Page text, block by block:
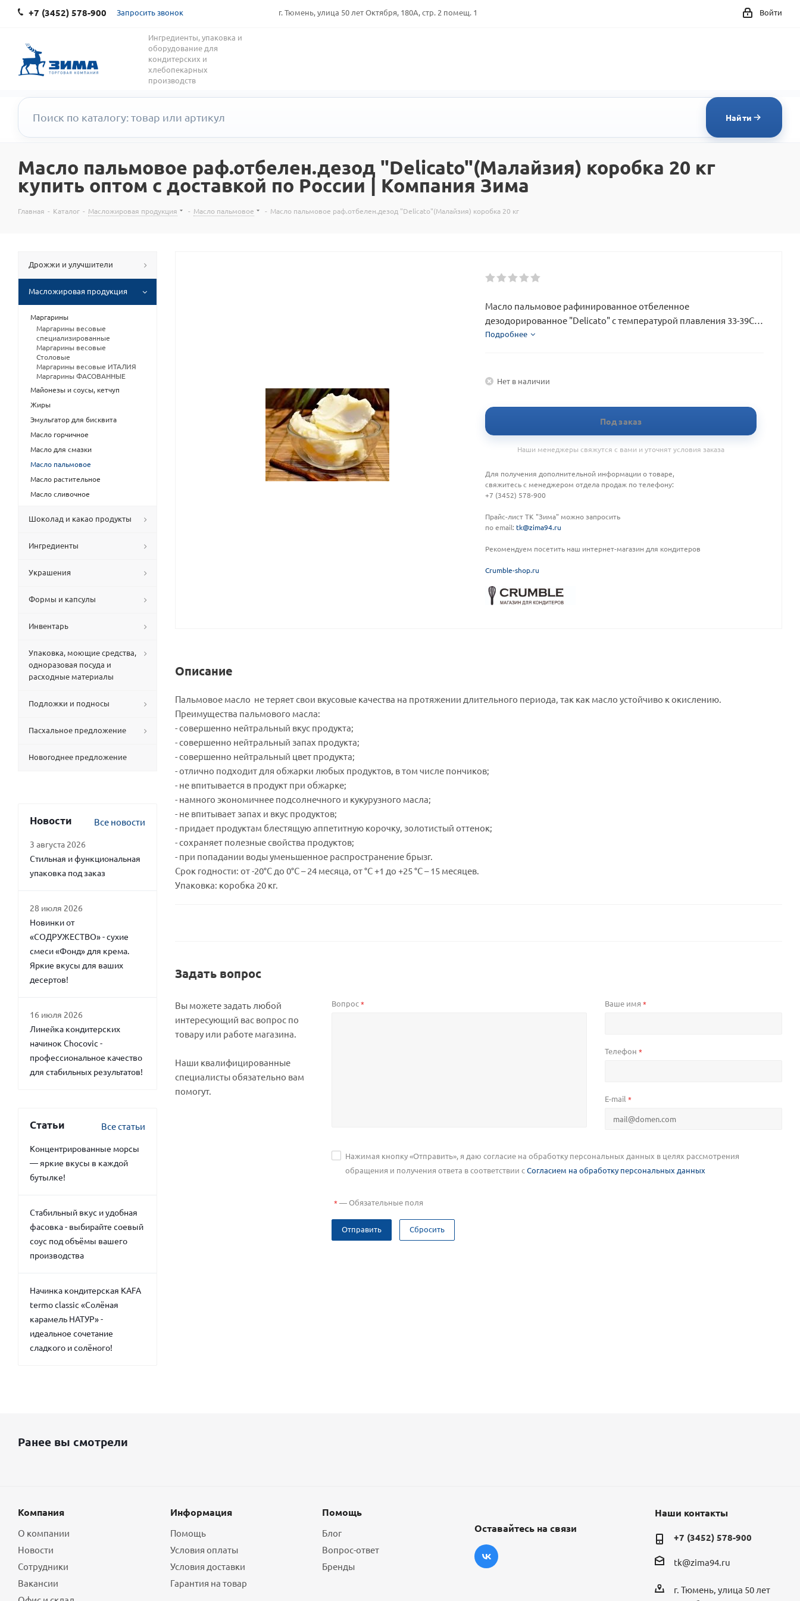
+7 (3452) 578-900 Запросить звонок г. Тюмень, улица 50 лет Октября, 180А, стр. 2 помещ. 1 Войти
Ингредиенты, упаковка и
оборудование для
кондитерских и
хлебопекарных
производств
Найти
Масло пальмовое раф.отбелен.дезод "Delicato"(Малайзия) коробка 20 кг
купить оптом с доставкой по России | Компания Зима
Главная - Каталог - Масложировая продукция - Масло пальмовое - Масло пальмовое раф.отбелен.дезод "Delicato"(Малайзия) коробка 20 кг
Масло пальмовое рафинированное отбеленное
дезодорированное "Delicato" с температурой плавления 33-39С
вес коробка 20 кг (Малайзия)
Подробнее
Нет в наличии
Под заказ
Наши менеджеры свяжутся с вами и уточнят условия заказа
Для получения дополнительной информации о товаре,
свяжитесь с менеджером отдела продаж по телефону:
+7 (3452) 578-900
Прайс-лист ТК "Зима" можно запросить
по email: tk@zima94.ru
Рекомендуем посетить наш интернет-магазин для кондитеров
Crumble-shop.ru
Описание
Пальмовое масло не теряет свои вкусовые качества на протяжении длительного периода, так как масло устойчиво к окислению.
Преимущества пальмового масла:
- совершенно нейтральный вкус продукта;
- совершенно нейтральный запах продукта;
- совершенно нейтральный цвет продукта;
- отлично подходит для обжарки любых продуктов, в том числе пончиков;
- не впитывается в продукт при обжарке;
- намного экономичнее подсолнечного и кукурузного масла;
- не впитывает запах и вкус продуктов;
- придает продуктам блестящую аппетитную корочку, золотистый оттенок;
- сохраняет полезные свойства продуктов;
- при попадании воды уменьшенное распространение брызг.
Срок годности: от -20°C до 0°C – 24 месяца, от °C +1 до +25 °C – 15 месяцев.
Упаковка: коробка 20 кг.
Задать вопрос
Вы можете задать любой
интересующий вас вопрос по
товару или работе магазина.
Наши квалифицированные
специалисты обязательно вам
помогут.
Вопрос* Ваше имя *
Телефон *
E-mail *
Нажимая кнопку «Отправить», я даю согласие на обработку персональных данных в целях рассмотрения
обращения и получения ответа в соответствии сСогласием на обработку персональных данных
*—Обязательные поля
Отправить Сбросить
Дрожжи и улучшители
Масложировая продукция
Маргарины
Маргарины весовые
специализированные
Маргарины весовые
Столовые
Маргарины весовые ИТАЛИЯ
Маргарины ФАСОВАННЫЕ
Майонезы и соусы, кетчуп
Жиры
Эмульгатор для бисквита
Масло горчичное
Масло для смазки
Масло пальмовое
Масло растительное
Масло сливочное
Шоколад и какао продукты
Ингредиенты
Украшения
Формы и капсулы
Инвентарь
Упаковка, моющие средства,
одноразовая посуда и
расходные материалы
Подложки и подносы
Пасхальное предложение
Новогоднее предложение
Новости Все новости
3 августа 2026
Стильная и функциональная
упаковка под заказ
28 июля 2026
Новинки от
«СОДРУЖЕСТВО» - сухие
смеси «Фонд» для крема.
Яркие вкусы для ваших
десертов!
16 июля 2026
Линейка кондитерских
начинок Chocovic -
профессиональное качество
для стабильных результатов!
Статьи Все статьи
Концентрированные морсы
— яркие вкусы в каждой
бутылке!
Стабильный вкус и удобная
фасовка - выбирайте соевый
соус под объёмы вашего
производства
Начинка кондитерская KAFA
termo classic «Солёная
карамель НАТУР» -
идеальное сочетание
сладкого и солёного!
Ранее вы смотрели
Компания
О компании
Новости
Сотрудники
Вакансии
Информация
Помощь
Условия оплаты
Условия доставки
Гарантия на товар
Помощь
Блог
Вопрос-ответ
Бренды
Оставайтесь на связи
Наши контакты
+7 (3452) 578-900
tk@zima94.ru
г. Тюмень, улица 50 лет